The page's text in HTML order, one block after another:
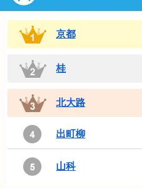
京都
桂
北大路
出町柳
山科